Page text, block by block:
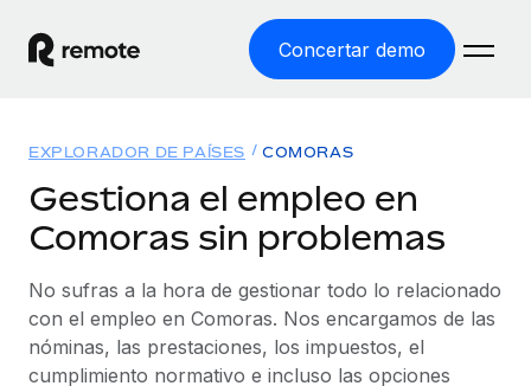
Concertar demo
EMPLEO GLOBAL
Nómina global
Gestiona las nóminas de forma sencilla y conforme a la
legalidad.
Soluciones
COBERTURA MUNDIAL
Explorador de países
Consulta el soporte del empleo global según el país.
Recursos
HERRAMIENTAS Y CALCULADORAS
Precios
EXPLORADOR DE PAÍSES COMORAS
Gestiona el empleo en
Comoras sin problemas
No sufras a la hora de gestionar todo lo relacionado
con el empleo en Comoras. Nos encargamos de las
nóminas, las prestaciones, los impuestos, el
cumplimiento normativo e incluso las opciones